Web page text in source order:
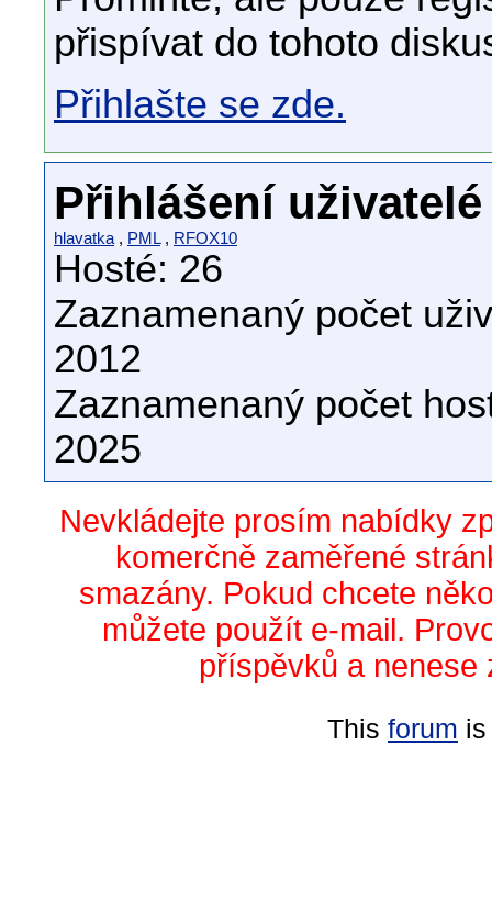
přispívat do tohoto
Přihlašte se zde.
Přihlášení uživatelé
hlavatka, PML, RFOX10
Hosté: 26
Zaznamenaný počet
2012
Zaznamenaný počet
2025
Nevkládejte prosím nabídky
komerčně zaměřené
smazány. Pokud chcete
můžete použít e-mail.
příspěvků a nenese
This forum